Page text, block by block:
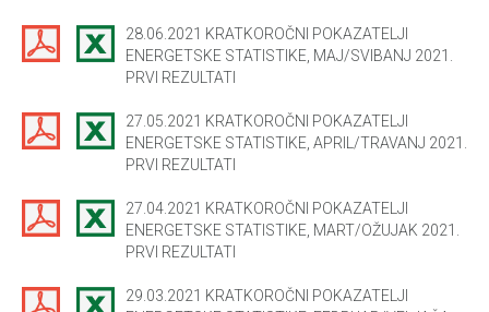
28.06.2021 KRATKOROČNI POKAZATELJI
ENERGETSKE STATISTIKE, MAJ/SVIBANJ 2021.
PRVI REZULTATI
27.05.2021 KRATKOROČNI POKAZATELJI
ENERGETSKE STATISTIKE, APRIL/TRAVANJ 2021.
PRVI REZULTATI
27.04.2021 KRATKOROČNI POKAZATELJI
ENERGETSKE STATISTIKE, MART/OŽUJAK 2021.
PRVI REZULTATI
29.03.2021 KRATKOROČNI POKAZATELJI